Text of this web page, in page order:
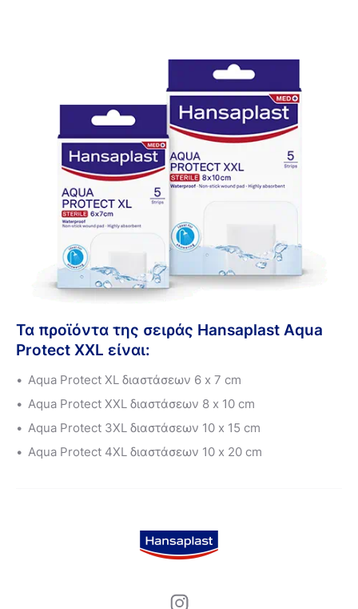
Τα προϊόντα της σειράς Hansaplast Aqua
Protect XXL είναι:
Aqua Protect XL διαστάσεων 6 x 7 cm
Aqua Protect XXL διαστάσεων 8 x 10 cm
Aqua Protect 3XL διαστάσεων 10 x 15 cm
Aqua Protect 4XL διαστάσεων 10 x 20 cm